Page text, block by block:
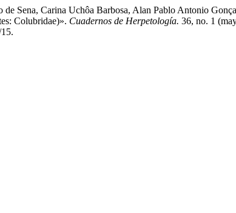
Sena, Carina Uchôa Barbosa, Alan Pablo Antonio
Colubridae)». Cuadernos de Herpetología. 36, no. 1